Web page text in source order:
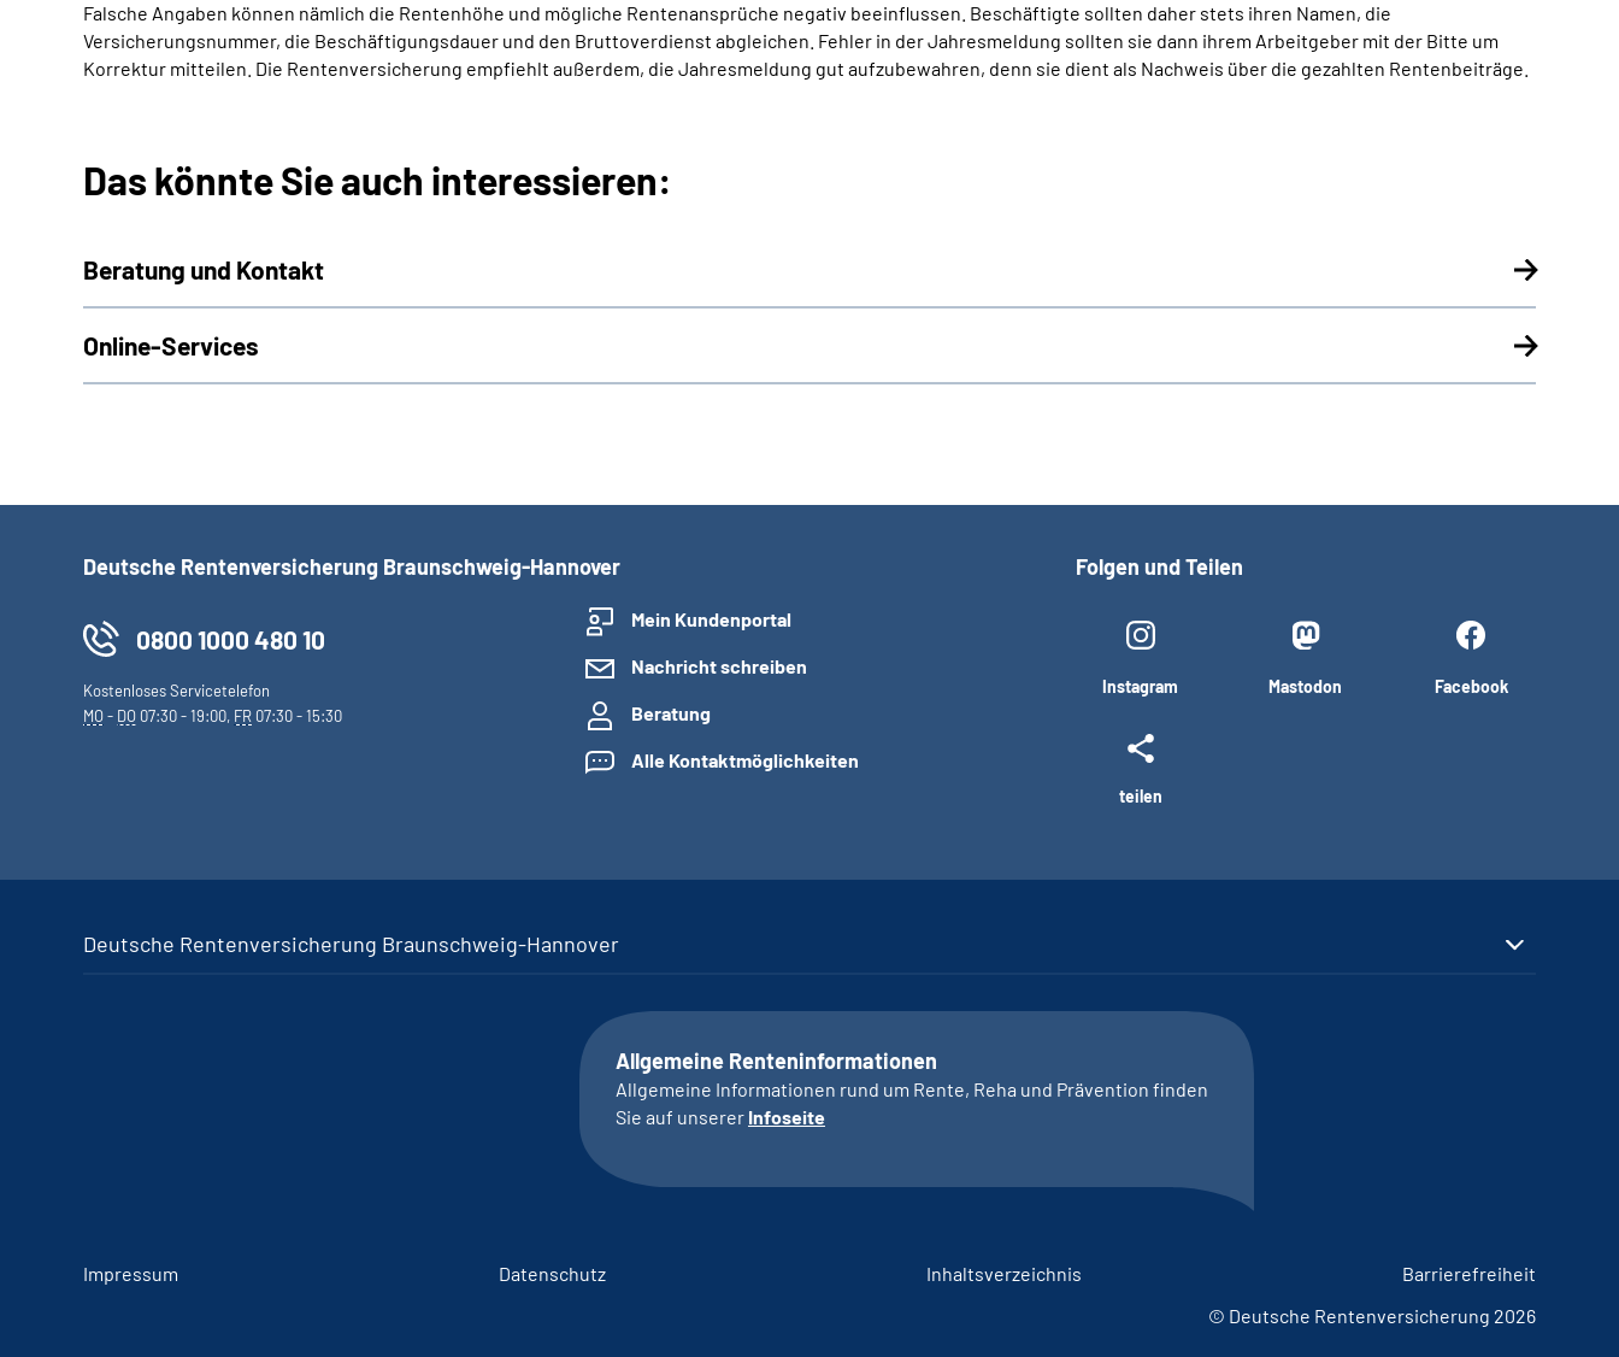
Falsche Angaben können nämlich die Rentenhöhe und mögliche Rentenansprüche negativ beeinflussen. Beschäftigte sollten daher stets ihren Namen, die
Versicherungsnummer, die Beschäftigungsdauer und den Bruttoverdienst abgleichen. Fehler in der Jahresmeldung sollten sie dann ihrem Arbeitgeber mit der Bitte um
Korrektur mitteilen. Die Rentenversicherung empfiehlt außerdem, die Jahresmeldung gut aufzubewahren, denn sie dient als Nachweis über die gezahlten Rentenbeiträge.
Das könnte Sie auch interessieren:
Beratung und Kontakt
Online-Services
Deutsche Rentenversicherung Braunschweig-Hannover
0800 1000 480 10
Kostenloses Servicetelefon
MO- DO 07:30 - 19:00, FR 07:30 - 15:30
Mein Kundenportal
Nachricht schreiben
Beratung
Alle Kontaktmöglichkeiten
Folgen und Teilen
Instagram Mastodon Facebook
teilen
Deutsche Rentenversicherung Braunschweig-Hannover
Allgemeine Renteninformationen
Allgemeine Informationen rund um Rente, Reha und Prävention finden
Sie auf unserer Infoseite
Impressum Datenschutz Inhaltsverzeichnis
Barrierefreiheit
© Deutsche Rentenversicherung 2026